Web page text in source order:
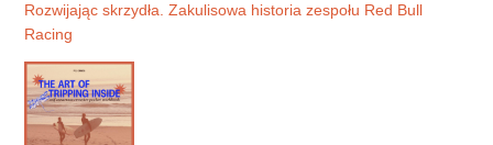
Rozwijając skrzydła. Zakulisowa historia zespołu Red Bull
Racing